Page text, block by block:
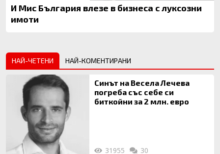
И Мис България влезе в бизнеса с луксозни
имоти
НАЙ-ЧЕТЕНИ НАЙ-КОМЕНТИРАНИ
Синът на Весела Лечева
погреба със себе си
биткойни за 2 млн. евро
31955 30